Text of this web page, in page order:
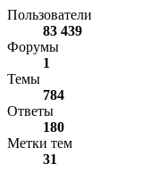
Пользователи
83 439
Форумы
1
Темы
784
Ответы
180
Метки тем
31